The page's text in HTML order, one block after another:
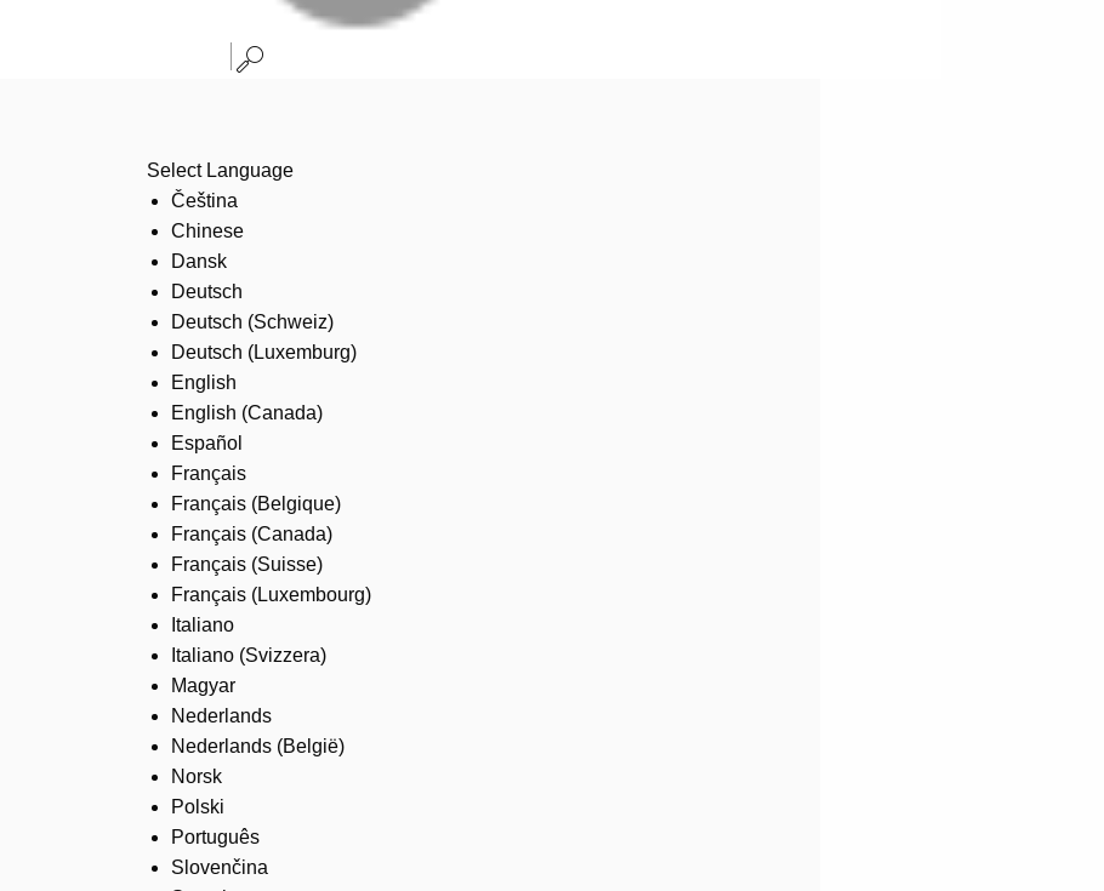
Select Language
Čeština
Chinese
Dansk
Deutsch
Deutsch (Schweiz)
Deutsch (Luxemburg)
English
English (Canada)
Español
Français
Français (Belgique)
Français (Canada)
Français (Suisse)
Français (Luxembourg)
Italiano
Italiano (Svizzera)
Magyar
Nederlands
Nederlands (België)
Norsk
Polski
Português
Slovenčina